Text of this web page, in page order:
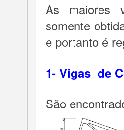
As maiores
somente
e portanto é
1- Vigas de
São